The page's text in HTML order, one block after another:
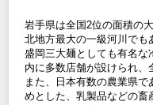
岩手県は全国2位の面積の
北地方最大の一級河川でも
盛岡三大麺としても有名な
内に多数店舗が設けられ、
また、日本有数の農業県
めとした、乳製品などの畜